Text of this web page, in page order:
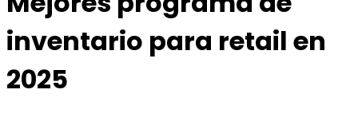
inventario para retail en
2025